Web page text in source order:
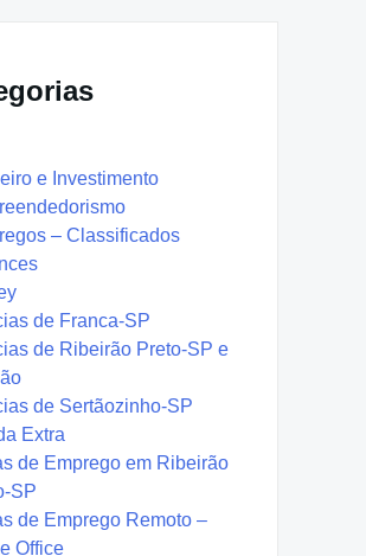
e Investimento
– Classificados
de Franca-SP
de Ribeirão Preto-SP e
de Sertãozinho-SP
Extra
de Emprego em Ribeirão
SP
de Emprego Remoto –
Office